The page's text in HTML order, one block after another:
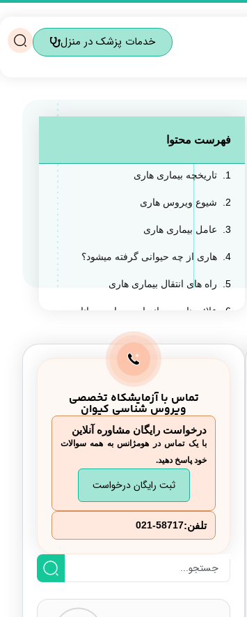
خدمات پزشک در منزل
فهرست محتوا
تاریخچه بیماری هاری
شیوع ویروس هاری
عامل بیماری هاری
هاری از چه حیوانی گرفته میشود؟
راه های انتقال بیماری هاری
علائم هاری در انسان و سایر حیوانات
دوره علائم بالينی بیماری هاری در انسان
تشخیص بیماری هاری
در صورت حیوان گزیدگی چه باید کرد؟
درمان هاری
کنترل و پیشگیری از هاری
تماس با آزمایشکاه تخصصی
ویروس شناسی کیوان
درخواست رایگان مشاوره آنلاین
با یک تماس در هومژانس به همه سوالات
خود پاسخ دهید.
ثبت رایگان درخواست
تلفن:021-58717